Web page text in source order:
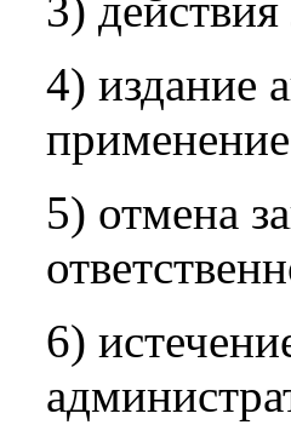
3)
4) издание
5) отмена
6)